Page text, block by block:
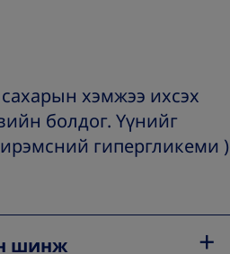
хэмжээ ихсэх
болдог. Үүнийг
гипергликеми )
шинж